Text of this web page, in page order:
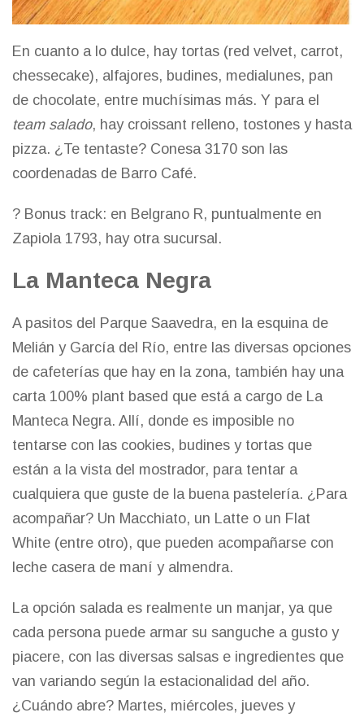
En cuanto a lo dulce, hay tortas (red velvet, carrot,
chessecake), alfajores, budines, medialunes, pan
de chocolate, entre muchísimas más. Y para el
team salado, hay croissant relleno, tostones y hasta
pizza. ¿Te tentaste? Conesa 3170 son las
coordenadas de Barro Café.
? Bonus track: en Belgrano R, puntualmente en
Zapiola 1793, hay otra sucursal.
La Manteca Negra
A pasitos del Parque Saavedra, en la esquina de
Melián y García del Río, entre las diversas opciones
de cafeterías que hay en la zona, también hay una
carta 100% plant based que está a cargo de La
Manteca Negra. Allí, donde es imposible no
tentarse con las cookies, budines y tortas que
están a la vista del mostrador, para tentar a
cualquiera que guste de la buena pastelería. ¿Para
acompañar? Un Macchiato, un Latte o un Flat
White (entre otro), que pueden acompañarse con
leche casera de maní y almendra.
La opción salada es realmente un manjar, ya que
cada persona puede armar su sanguche a gusto y
piacere, con las diversas salsas e ingredientes que
van variando según la estacionalidad del año.
¿Cuándo abre? Martes, miércoles, jueves y